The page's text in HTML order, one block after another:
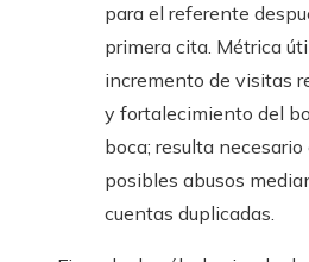
para el referente
primera cita. Métrica
incremento de visitas
y fortalecimiento del
boca; resulta
posibles abusos
cuentas duplicadas.